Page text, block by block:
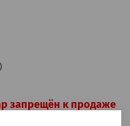
запрещён к продаже